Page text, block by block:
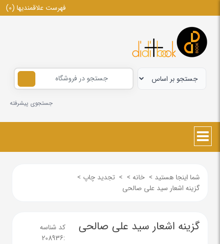
فهرست علاقمندیها (0)
جستجوی پیشرفته
شما اینجا هستید > خانه >
> تجدید چاپ >
گزینه اشعار سید علی صالحی
گزینه اشعار سید علی صالحی
کد شناسه
:
208936